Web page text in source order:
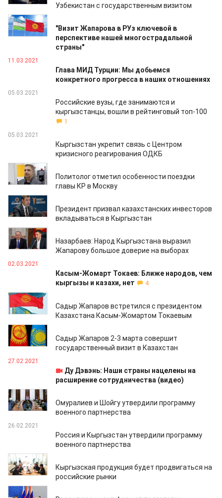
Узбекистан с государственным визитом
11.03.2021
"Визит Жапарова в РУз ключевой в
перспективе нашей многострадальной
страны"
11.03.2021
Глава МИД Турции: Мы добьемся
конкретного прогресса в наших отношениях
05.03.2021
Российские вузы, где занимаются и
кыргызстанцы, вошли в рейтинговый топ-100
1
05.03.2021
Кыргызстан укрепит связь с Центром
кризисного реагирования ОДКБ
04.03.2021
Политолог отметил особенности поездки
главы КР в Москву
03.03.2021
Президент призвал казахстанских инвесторов
вкладываться в Кыргызстан
02.03.2021
Назарбаев: Народ Кыргызстана выразил
Жапарову большое доверие на выборах
02.03.2021
Касым-Жомарт Токаев: Ближе народов, чем
кыргызы и казахи, нет
4
02.03.2021
Садыр Жапаров встретился с президентом
Казахстана Касым-Жомартом Токаевым
01.03.2021
Садыр Жапаров 2-3 марта совершит
государственный визит в Казахстан
27.02.2021
Ду Дэвэнь: Наши страны нацелены на
расширение сотрудничества (видео)
26.02.2021
Омуралиев и Шойгу утвердили программу
военного партнерства
26.02.2021
Россия и Кыргызстан утвердили программу
военного партнерства
25.02.2021
Кыргызская продукция будет продвигаться на
российские рынки
25.02.2021